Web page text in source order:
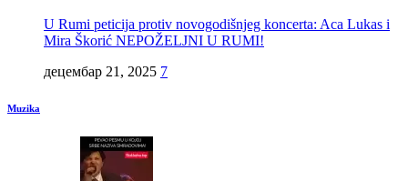
U Rumi peticija protiv novogodišnjeg koncerta: Aca Lukas i
Mira Škorić NEPOŽELJNI U RUMI!
децембар 21, 2025 7
Muzika